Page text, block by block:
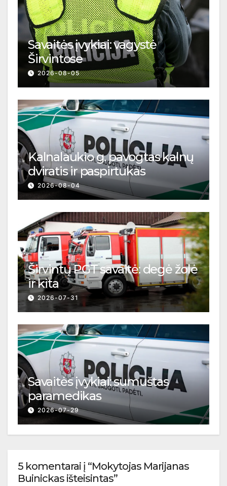
Savaitės įvykiai: vagystė
Širvintose
2026-08-05
Kalnalaukio g. pavogtas kalnų
dviratis ir paspirtukas
2026-08-04
Širvintų PGT savaitė: degė žolė
ir kita
2026-07-31
Savaitės įvykiai: sumuštas
paramedikas
2026-07-29
5 komentarai į “Mokytojas Marijanas
Buinickas išteisintas”